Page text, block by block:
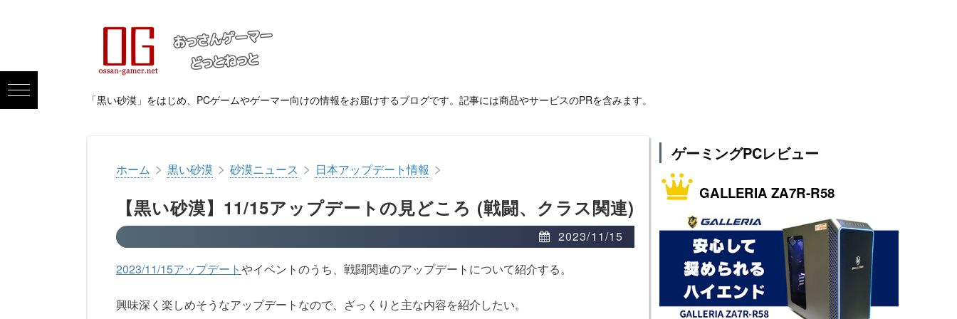
「黒い砂漠」をはじめ、PCゲームやゲーマー向けの情報をお届けするブログです。記事には商品やサービスのPRを含みます。
ホーム > 黒い砂漠 > 砂漠ニュース > 日本アップデート情報 >
【黒い砂漠】11/15アップデートの見どころ (戦闘、クラス関連)
2023/11/15
2023/11/15アップデートやイベントのうち、戦闘関連のアップデートについて紹介する。
興味深く楽しめそうなアップデートなので、ざっくりと主な内容を紹介したい。
ゲーミングPCレビュー
GALLERIA ZA7R-R58